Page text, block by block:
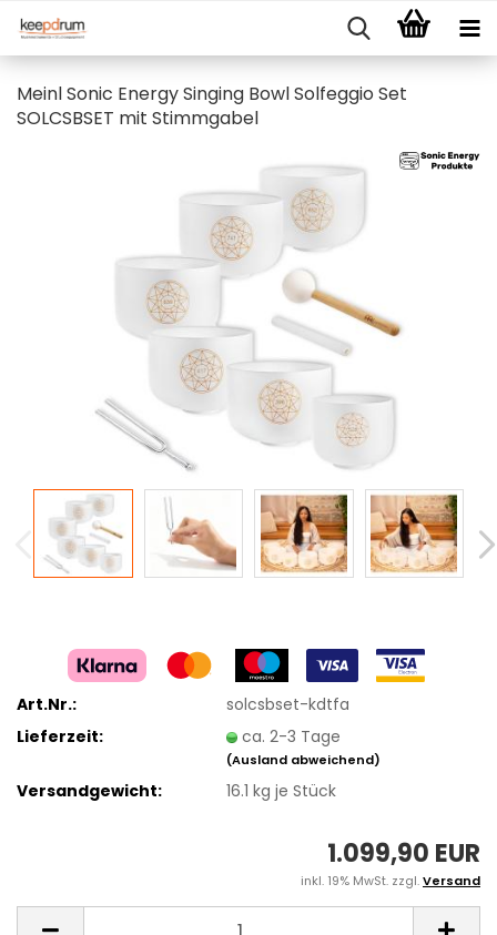
Meinl Sonic Energy Singing Bowl Solfeggio Set
SOLCSBSET mit Stimmgabel
Art.Nr.:
solcsbset-kdtfa
Lieferzeit:
ca. 2-3 Tage
(Ausland abweichend)
Versandgewicht: 16.1 kg je Stück
1.099,90 EUR
inkl. 19% MwSt. zzgl.Versand